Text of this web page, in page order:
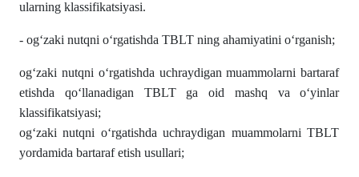
ularning klassifikatsiyasi.
- og‘zaki nutqni o‘rgatishda TBLT ning ahamiyatini o‘rganish;
og‘zaki nutqni o‘rgatishda uchraydigan muammolarni bartaraf
etishda qo‘llanadigan TBLT ga oid mashq va o‘yinlar
klassifikatsiyasi;
og‘zaki nutqni o‘rgatishda uchraydigan muammolarni TBLT
yordamida bartaraf etish usullari;